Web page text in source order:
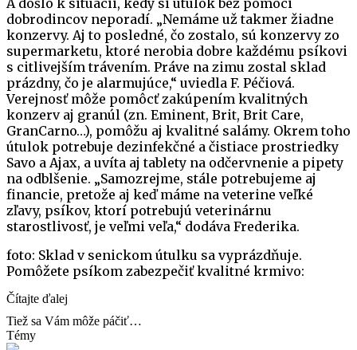
dobrodincov neporadí. „Nemáme už takmer žiadne
konzervy. Aj to posledné, čo zostalo, sú konzervy zo
supermarketu, ktoré nerobia dobre každému psíkovi
s citlivejším trávením. Práve na zimu zostal sklad
prázdny, čo je alarmujúce,“ uviedla F. Péčiová.
Verejnosť môže pomôcť zakúpením kvalitných
konzerv aj granúl (zn. Eminent, Brit, Brit Care,
GranCarno…), pomôžu aj kvalitné salámy. Okrem toho
útulok potrebuje dezinfekčné a čistiace prostriedky
Savo a Ajax, a uvíta aj tablety na odčervnenie a pipety
na odblšenie. „Samozrejme, stále potrebujeme aj
financie, pretože aj keď máme na veterine veľké
zľavy, psíkov, ktorí potrebujú veterinárnu
starostlivosť, je veľmi veľa,“ dodáva Frederika.
foto: Sklad v senickom útulku sa vyprázdňuje.
Pomôžete psíkom zabezpečiť kvalitné krmivo:
Čítajte ďalej
Tiež sa Vám môže páčiť…
Témy